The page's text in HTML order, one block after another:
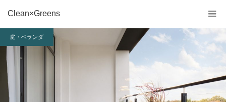
Clean×Greens
庭・ベランダ